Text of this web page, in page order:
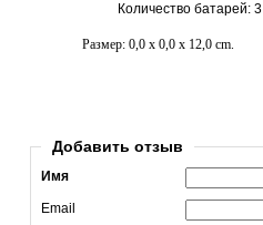
Количество батарей: 3
Размер:0,0 x 0,0 x 12,0 cm.
Добавить отзыв
Имя
Email